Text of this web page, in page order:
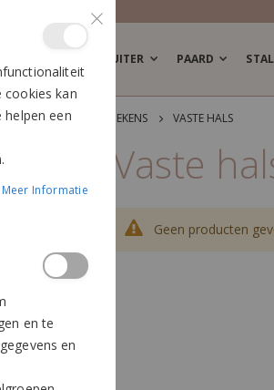
RUITER PAARD
VLIEGENDEKENS VASTE HALS
Vaste
Geen producten
cookies kan
een
Meer Informatie
en te
en